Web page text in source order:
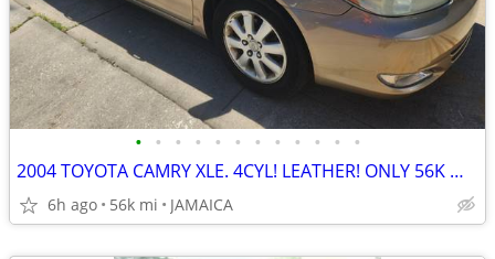
• • • • • • • • • • • •
2004 TOYOTA CAMRY XLE. 4CYL! LEATHER! ONLY 56K MILES!
6h ago 56k mi JAMAICA